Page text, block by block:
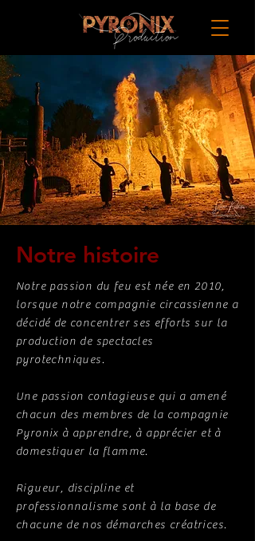
Notre histoire
Notre passion du feu est née en 2010,
lorsque notre compagnie circassienne a
décidé de concentrer ses efforts sur la
production de spectacles
pyrotechniques.
Une passion contagieuse qui a amené
chacun des membres de la compagnie
Pyronix à apprendre, à apprécier et à
domestiquer la flamme.
Rigueur, discipline et
professionnalisme sont à la base de
chacune de nos démarches créatrices.